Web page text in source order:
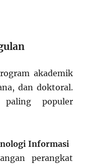
akademik
dan doktoral.
paling populer
Informasi
perangkat